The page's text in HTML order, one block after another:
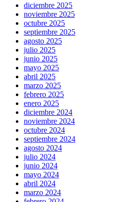
diciembre 2025
noviembre 2025
octubre 2025
septiembre 2025
agosto 2025
julio 2025
junio 2025
mayo 2025
abril 2025
marzo 2025
febrero 2025
enero 2025
diciembre 2024
noviembre 2024
octubre 2024
septiembre 2024
agosto 2024
julio 2024
junio 2024
mayo 2024
abril 2024
marzo 2024